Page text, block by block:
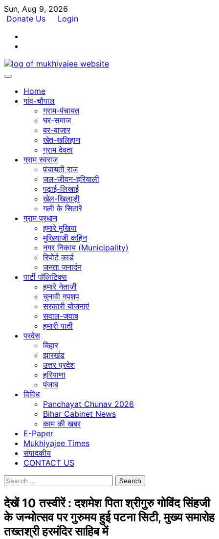
Skip
to
Sun, Aug 9, 2026
Donate Us
Login
Home
गांव-चौपाल
ग्राम-पंचायत
घर-समाज
बर-बाजार
खेत-खलिहान
ग्राम देवता
ग्राम स्वराज
पंचायती राज
जल-जीवन-हरियाली
पढ़ाई-लिखाई
खेल-खिलाड़ी
गली के सितारे
ग्राम प्रधान
हमारे मुखिया
मुखियाजी कहिन
नगर निकाय (Municipality)
रिपोर्ट कार्ड
जनता जनार्दन
पार्टी पॉलिटिक्स
हमारे नेताजी
चुनावी गपशप
सरकारी योजनाएं
सवाल-जवाब
हमारी पाती
परदेस
बिहार
झारखंड
उत्तर प्रदेश
हरियाणा
पंजाब
विविध
Panchayat Chunav 2026
Bihar Cabinet News
काम की खबर
E-Paper
Mukhiyajee Times
संपादकीय
CONTACT US
Search
देखें 10 तस्वीरें : दशमेश पिता श्रीगुरु गोविंद सिंहजी
के जन्मोत्सव पर गुरुमय हुई पटना सिटी, मुख्य समारोह
तख्तश्री हरमंदिर साहिब में